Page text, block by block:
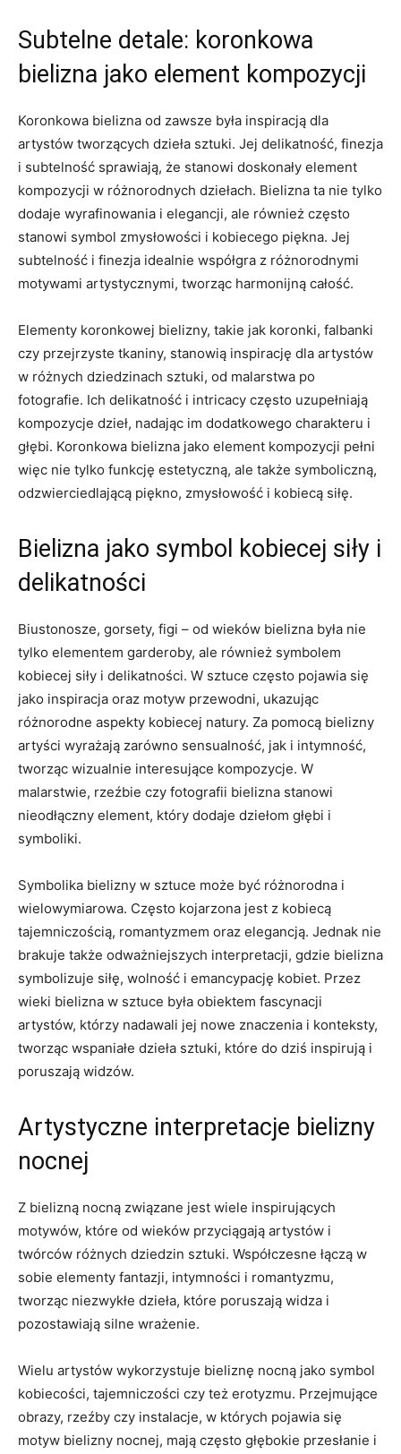
Subtelne detale:​ koronkowa
bielizna jako element kompozycji
Koronkowa‌ bielizna⁣ od zawsze⁣ była inspiracją dla
artystów ​tworzących dzieła sztuki. Jej delikatność, finezja
i subtelność‍ sprawiają, że stanowi doskonały element
kompozycji⁤ w ​różnorodnych dziełach.⁣ Bielizna ta ‌nie⁣ tylko
dodaje wyrafinowania i elegancji, ale również często‍
stanowi ‍symbol ⁣zmysłowości i kobiecego piękna. Jej
subtelność i ​finezja idealnie ⁢współgra z różnorodnymi
motywami artystycznymi, tworząc harmonijną całość.
Elementy⁤ koronkowej bielizny, ⁣takie jak⁤ koronki, falbanki
czy przejrzyste tkaniny, stanowią inspirację dla artystów
w ‍różnych ⁣dziedzinach⁢ sztuki,‌ od malarstwa po
fotografie. ‌Ich ‌delikatność i intricacy często uzupełniają
kompozycje dzieł, ⁤nadając im dodatkowego ​charakteru i
głębi. Koronkowa bielizna jako element kompozycji ‍pełni
więc nie tylko funkcję ⁢estetyczną, ale także symboliczną,
odzwierciedlającą piękno, zmysłowość i kobiecą ⁢siłę.
Bielizna jako symbol kobiecej⁢ siły i
delikatności
Biustonosze, gorsety, figi – ⁢od wieków bielizna​ była‌ nie
tylko elementem garderoby, ale również symbolem
kobiecej ‌siły⁤ i delikatności. W sztuce często pojawia się
jako inspiracja oraz motyw przewodni, ukazując​
różnorodne ‌aspekty kobiecej natury. Za pomocą bielizny
artyści wyrażają ‍zarówno sensualność, jak ⁤i intymność,
‍tworząc wizualnie interesujące kompozycje. W
malarstwie, rzeźbie​ czy fotografii ​bielizna stanowi‍
nieodłączny ​element, który dodaje ⁢dziełom‌ głębi i‍
symboliki.
Symbolika⁣ bielizny w ⁤sztuce może być różnorodna i
⁢wielowymiarowa. ⁢Często kojarzona jest z kobiecą
tajemniczością, romantyzmem oraz elegancją.​ Jednak nie
brakuje także odważniejszych interpretacji, gdzie bielizna‍
symbolizuje siłę, ‍wolność i emancypację kobiet. Przez
‌wieki⁤ bielizna w⁣ sztuce była obiektem fascynacji‌
artystów, ⁤którzy ⁣nadawali jej nowe znaczenia i konteksty,
tworząc wspaniałe dzieła sztuki, które do ​dziś inspirują i
‍poruszają widzów.
Artystyczne interpretacje ⁢bielizny⁤
nocnej
Z bielizną nocną związane jest ‍wiele inspirujących
motywów, które od wieków ‍przyciągają artystów i
⁢twórców ⁤różnych dziedzin ⁤sztuki. Współczesne łączą w‍
sobie‌ elementy fantazji,‍ intymności i romantyzmu,
tworząc niezwykłe dzieła,⁤ które poruszają widza i
pozostawiają silne wrażenie.
Wielu ​artystów⁤ wykorzystuje‍ bieliznę nocną jako symbol
kobiecości, tajemniczości czy też erotyzmu. Przejmujące‌
obrazy, rzeźby‌ czy instalacje, w których pojawia się
motyw bielizny nocnej, mają często ⁤głębokie przesłanie i